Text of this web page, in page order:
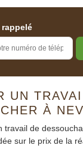
rappelé
UN
À
travail de
sur le prix de la